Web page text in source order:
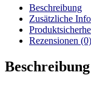
Beschreibung
Zusätzliche
Rezensionen (0)
Beschreibung